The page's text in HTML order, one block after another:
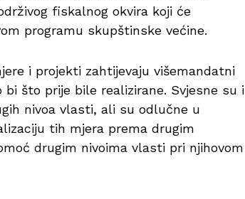
fiskalnog okvira koji će
programu skupštinske većine.
i projekti zahtijevaju višemandatni
što prije bile realizirane. Svjesne su i
nivoa vlasti, ali su odlučne u
tih mjera prema drugim
drugim nivoima vlasti pri njihovom